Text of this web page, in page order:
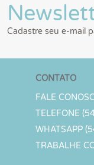
Cadastre seu e-mail
CONTATO
FALE
TELEFONE
WHATSAPP
TRABALHE